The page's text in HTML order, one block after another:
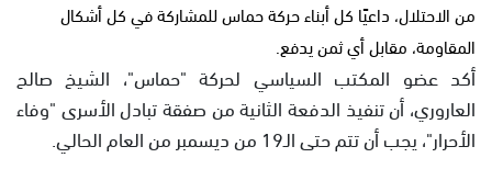
من الاحتلال، داعيًا كل أبناء حركة حماس للمشاركة في كل أشكال
المقاومة، مقابل أي ثمن يدفع.
أكد عضو المكتب السياسي لحركة "حماس"، الشيخ صالح
العاروري، أن تنفيذ الدفعة الثانية من صفقة تبادل الأسرى "وفاء
الأحرار"، يجب أن تتم حتى الـ19 من ديسمبر من العام الحالي.